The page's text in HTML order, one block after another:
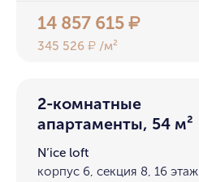
14 857 615₽
345 526₽ /м²
2-комнатные
апартаменты, 54 м²
N’ice loft
корпус 6, секция 8, 16 этаж